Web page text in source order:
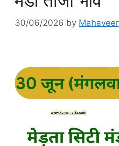
30/06/2026 by Mahaveer